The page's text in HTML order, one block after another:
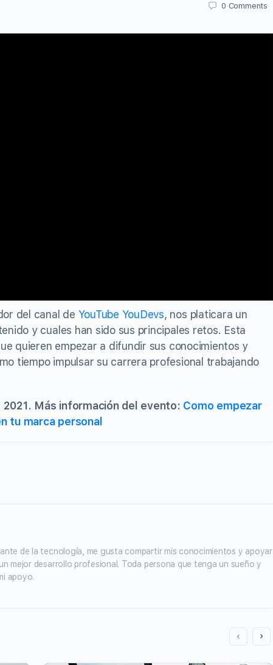
0 Comments
del canal de YouTube YouDevs, nos platicara un
y cuales han sido sus principales retos. Esta
quieren empezar a difundir sus conocimientos y
tiempo impulsar su carrera profesional trabajando
Más información del evento: Como empezar
tu marca personal
de la tecnología, me gusta compartir mis conocimientos y apoyar
mejor desarrollo profesional. Toda persona que tenga un sueño y
apoyo.